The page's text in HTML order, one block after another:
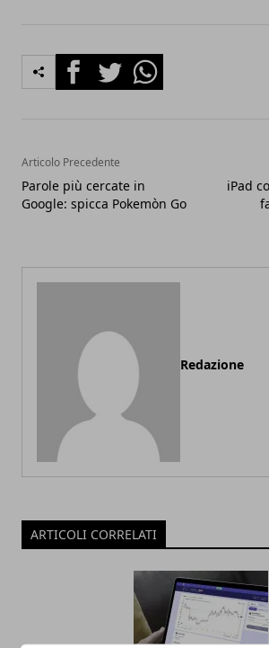
FacebookTwitterWhatsapp
Articolo Precedente
Parole più cercate in
Google: spicca Pokemòn Go
iPad
Redazione
ARTICOLI CORRELATI